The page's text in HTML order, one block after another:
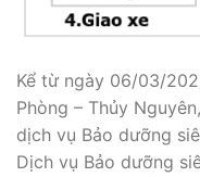
Kể từ ngày 06/03/
Phòng – Thủy
dịch vụ Bảo dưỡng
Dịch vụ Bảo dưỡng